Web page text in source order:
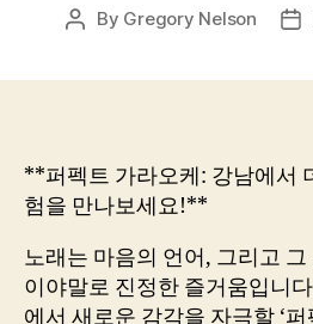
Post
By Gregory Nelson
**퍼펙트 가라오케: 강남에서
험을 만나보세요!**
노래는 마음의 언어, 그리고
이야말로 진정한 즐거움입니
에서 새로운 감각을 자극할 ‘